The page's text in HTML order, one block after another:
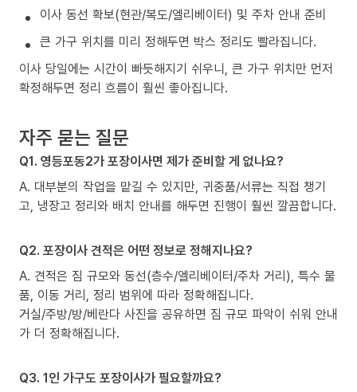
이사 동선 확보(현관/복도/엘리베이터) 및 주차 안내 준비
큰 가구 위치를 미리 정해두면 박스 정리도 빨라집니다.
이사 당일에는 시간이 빠듯해지기 쉬우니, 큰 가구 위치만 먼저
확정해두면 정리 흐름이 훨씬 좋아집니다.
자주 묻는 질문
Q1. 영등포동2가 포장이사면 제가 준비할 게 없나요?
A. 대부분의 작업을 맡길 수 있지만, 귀중품/서류는 직접 챙기
고, 냉장고 정리와 배치 안내를 해두면 진행이 훨씬 깔끔합니다.
Q2. 포장이사 견적은 어떤 정보로 정해지나요?
A. 견적은 짐 규모와 동선(층수/엘리베이터/주차 거리), 특수 물
품, 이동 거리, 정리 범위에 따라 정확해집니다.
거실/주방/방/베란다 사진을 공유하면 짐 규모 파악이 쉬워 안내
가 더 정확해집니다.
Q3. 1인 가구도 포장이사가 필요할까요?